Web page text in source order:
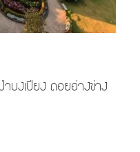
บงเปียง ดอยอ่างข่าง